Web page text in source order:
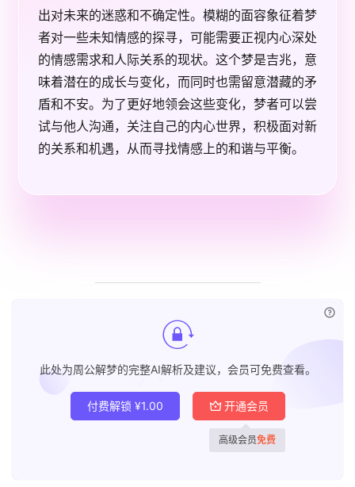
出对未来的迷惑和不确定性。模糊的面容象征着梦
者对一些未知情感的探寻，可能需要正视内心深处
的情感需求和人际关系的现状。这个梦是吉兆，意
味着潜在的成长与变化，而同时也需留意潜藏的矛
盾和不安。为了更好地领会这些变化，梦者可以尝
试与他人沟通，关注自己的内心世界，积极面对新
的关系和机遇，从而寻找情感上的和谐与平衡。
此处为周公解梦的完整AI解析及建议，会员可免费查看。
付费解锁 ¥1.00 开通会员
高级会员免费